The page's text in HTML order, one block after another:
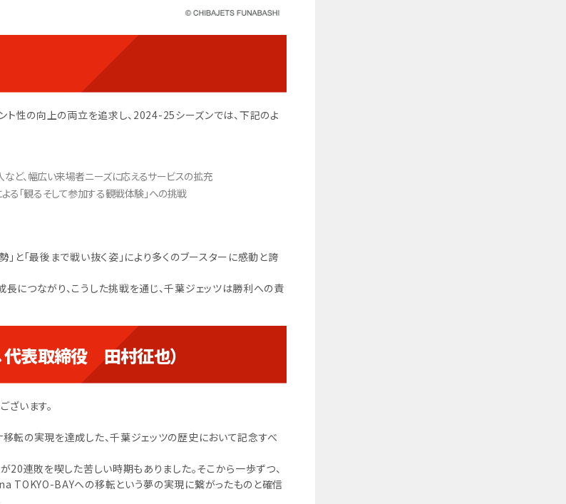
ト性の向上の両立を追求し、2024-25シーズンでは、下記のよ
など、幅広い来場者ニーズに応えるサービスの拡充
る「観るそして参加する観戦体験」への挑戦
と「最後まで戦い抜く姿」により多くのブースターに感動と誇
につながり、こうした挑戦を通じ、千葉ジェッツは勝利への責
代表取締役 田村征也）
います。
転の実現を達成した、千葉ジェッツの歴史において記念すべ
連敗を喫した苦しい時期もありました。そこから一歩ずつ、
BAYへの移転という夢の実現に繋がったものと確信